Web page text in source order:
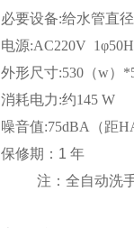
必要设备:给水管直径
电源:AC220V 1φ
外形尺寸:530（w）
消耗电力:约145 W
噪音值:75dBA（距
保修期： 1 年
注： 全自动洗